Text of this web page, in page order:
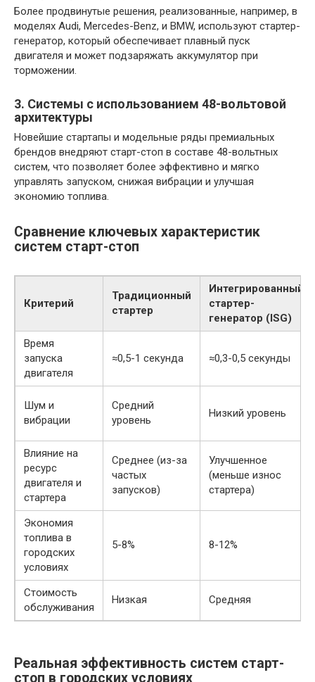
Более продвинутые решения, реализованные, например, в
моделях Audi, Mercedes-Benz, и BMW, используют стартер-
генератор, который обеспечивает плавный пуск
двигателя и может подзаряжать аккумулятор при
торможении.
3. Системы с использованием 48-вольтовой
архитектуры
Новейшие стартапы и модельные ряды премиальных
брендов внедряют старт-стоп в составе 48-вольтных
систем, что позволяет более эффективно и мягко
управлять запуском, снижая вибрации и улучшая
экономию топлива.
Сравнение ключевых характеристик
систем старт-стоп
Критерий
Традиционный
стартер
Интегрированный
стартер-
генератор (ISG)
Время
запуска
двигателя
≈0,5-1 секунда ≈0,3-0,5 секунды
Шум и
вибрации
Средний
уровень
Низкий уровень
Влияние на
ресурс
двигателя и
стартера
Среднее (из-за
частых
запусков)
Улучшенное
(меньше износ
стартера)
Экономия
топлива в
городских
условиях
5-8% 8-12%
Стоимость
обслуживания
Низкая Средняя
Реальная эффективность систем старт-
стоп в городских условиях